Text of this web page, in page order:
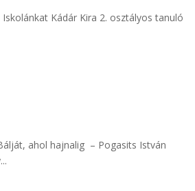
Kádár Kira 2. osztályos tanuló
ahol hajnalig – Pogasits István